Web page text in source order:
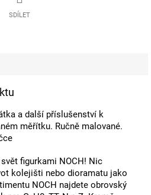
SDÍLET
a další příslušenství k
měřítku. Ručně malované.
figurkami NOCH! Nic
kolejišti nebo dioramatu jako
NOCH najdete obrovský